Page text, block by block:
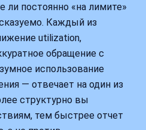
постоянно «на лимите»
Каждый из
utilization,
обращение с
использование
— отвечает на один из
структурно вы
тем быстрее отчет